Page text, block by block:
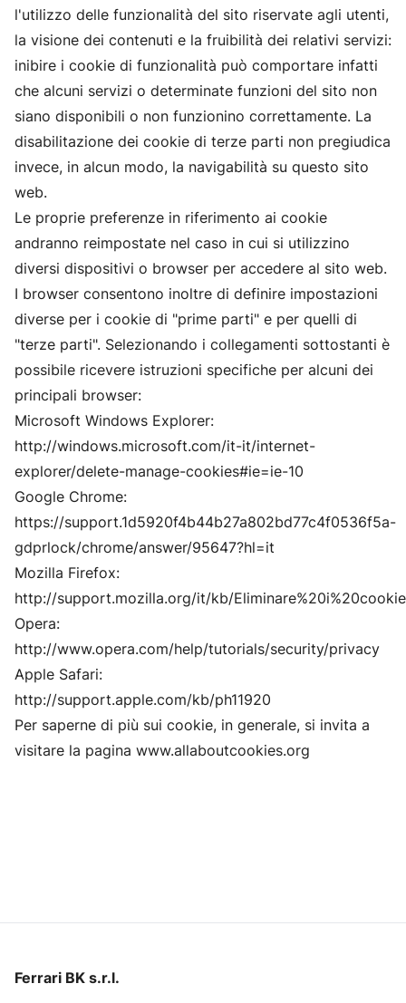
l'utilizzo delle funzionalità del sito riservate agli utenti,
la visione dei contenuti e la fruibilità dei relativi servizi:
inibire i cookie di funzionalità può comportare infatti
che alcuni servizi o determinate funzioni del sito non
siano disponibili o non funzionino correttamente. La
disabilitazione dei cookie di terze parti non pregiudica
invece, in alcun modo, la navigabilità su questo sito
web.
Le proprie preferenze in riferimento ai cookie
andranno reimpostate nel caso in cui si utilizzino
diversi dispositivi o browser per accedere al sito web.
I browser consentono inoltre di definire impostazioni
diverse per i cookie di "prime parti" e per quelli di
"terze parti". Selezionando i collegamenti sottostanti è
possibile ricevere istruzioni specifiche per alcuni dei
principali browser:
Microsoft Windows Explorer:
http://windows.microsoft.com/it-it/internet-
explorer/delete-manage-cookies#ie=ie-10
Google Chrome:
https://support.1d5920f4b44b27a802bd77c4f0536f5a-
gdprlock/chrome/answer/95647?hl=it
Mozilla Firefox:
http://support.mozilla.org/it/kb/Eliminare%20i%20cookie
Opera:
http://www.opera.com/help/tutorials/security/privacy
Apple Safari:
http://support.apple.com/kb/ph11920
Per saperne di più sui cookie, in generale, si invita a
visitare la pagina www.allaboutcookies.org
Ferrari BK s.r.l.